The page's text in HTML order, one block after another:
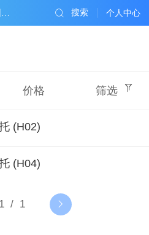
鸿康医疗器材用品（深圳）有限公司 个人中心
搜索
价格 筛选
(H02)
(H04)